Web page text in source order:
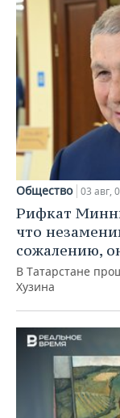
Общество 03 авг,
Рифкат
что
сожалению,
В Татарстане
Хузина